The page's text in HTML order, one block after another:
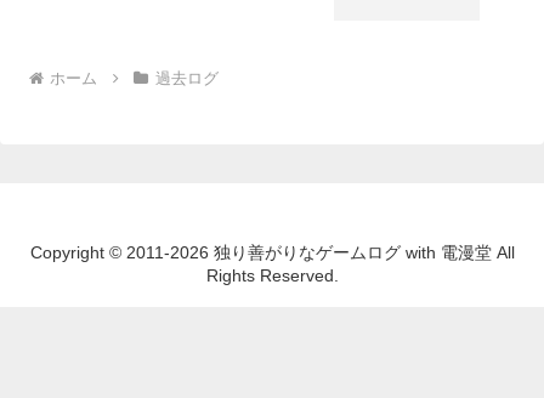
ホーム 過去ログ
Copyright © 2011-2026 独り善がりなゲームログ with 電漫堂 All
Rights Reserved.